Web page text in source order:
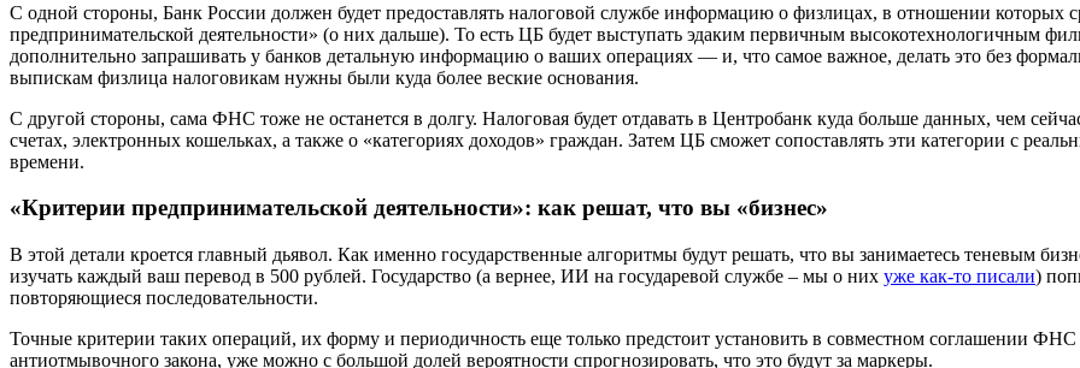
С одной стороны, Банк России должен будет предоставлять налоговой службе информацию о физлицах, в отношении которых
предпринимательской деятельности» (о них дальше). То есть ЦБ будет выступать эдаким первичным высокотехнологичным
дополнительно запрашивать у банков детальную информацию о ваших операциях — и, что самое важное, делать это без
выпискам физлица налоговикам нужны были куда более веские основания.
С другой стороны, сама ФНС тоже не останется в долгу. Налоговая будет отдавать в Центробанк куда больше данных, чем
счетах, электронных кошельках, а также о «категориях доходов» граждан. Затем ЦБ сможет сопоставлять эти категории с
времени.
«Критерии предпринимательской деятельности»: как решат, что вы «бизнес»
В этой детали кроется главный дьявол. Как именно государственные алгоритмы будут решать, что вы занимаетесь теневым
изучать каждый ваш перевод в 500 рублей. Государство (а вернее, ИИ на государевой службе – мы о них уже как-то писали)
повторяющиеся последовательности.
Точные критерии таких операций, их форму и периодичность еще только предстоит установить в совместном соглашении
антиотмывочного закона, уже можно с большой долей вероятности спрогнозировать, что это будут за маркеры.